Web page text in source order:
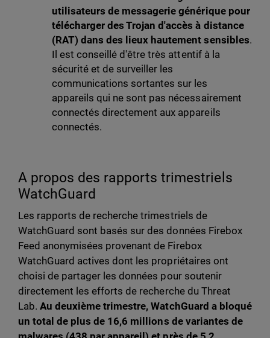
utilisateurs de messagerie générique pour
télécharger des Trojan d'accès à distance
(RAT) dans des lieux hautement sensibles.
Il est conseillé d'être très attentif à la
sécurité et de surveiller les
communications sortantes sur les
appareils qui ne sont pas nécessairement
connectés directement aux appareils
connectés.
A propos des rapports trimestriels
WatchGuard
Les rapports de recherche trimestriels de
WatchGuard sont basés sur des données Firebox
Feed anonymisées provenant de Firebox
WatchGuard actives dont les propriétaires ont
choisi de partager les données pour soutenir
directement les efforts de recherche du Threat
Lab.Au deuxième trimestre, WatchGuard a bloqué
un total de plus de 16,6 millions de variantes de